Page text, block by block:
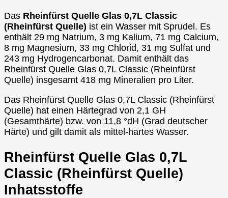
Das Rheinfürst Quelle Glas 0,7L Classic
(Rheinfürst Quelle) ist ein Wasser mit Sprudel. Es
enthält 29 mg Natrium, 3 mg Kalium, 71 mg Calcium,
8 mg Magnesium, 33 mg Chlorid, 31 mg Sulfat und
243 mg Hydrogencarbonat. Damit enthält das
Rheinfürst Quelle Glas 0,7L Classic (Rheinfürst
Quelle) insgesamt 418 mg Mineralien pro Liter.
Das Rheinfürst Quelle Glas 0,7L Classic (Rheinfürst
Quelle) hat einen Härtegrad von 2,1 GH
(Gesamthärte) bzw. von 11,8 °dH (Grad deutscher
Härte) und gilt damit als mittel-hartes Wasser.
Rheinfürst Quelle Glas 0,7L
Classic (Rheinfürst Quelle)
Inhatsstoffe